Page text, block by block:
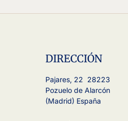
DIRECCIÓN
Pajares, 22 28223
Pozuelo de Alarcón
(Madrid) España